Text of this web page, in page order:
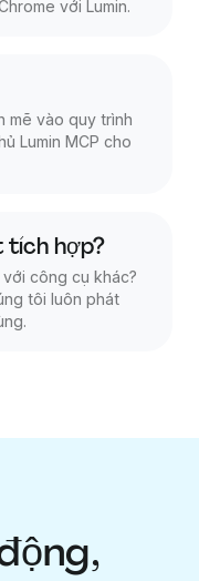
với Lumin.
mẽ vào quy trình
Lumin MCP cho
tích hợp?
với công cụ khác?
tôi luôn phát